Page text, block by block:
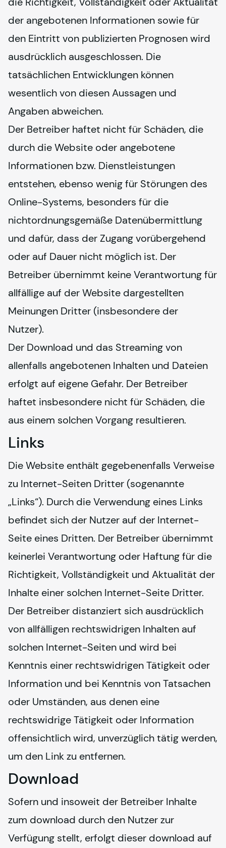
der angebotenen Informationen sowie für
den Eintritt von publizierten Prognosen wird
ausdrücklich ausgeschlossen. Die
tatsächlichen Entwicklungen können
wesentlich von diesen Aussagen und
Angaben abweichen.
Der Betreiber haftet nicht für Schäden, die
durch die Website oder angebotene
Informationen bzw. Dienstleistungen
entstehen, ebenso wenig für Störungen des
Online-Systems, besonders für die
nichtordnungsgemäße Datenübermittlung
und dafür, dass der Zugang vorübergehend
oder auf Dauer nicht möglich ist. Der
Betreiber übernimmt keine Verantwortung für
allfällige auf der Website dargestellten
Meinungen Dritter (insbesondere der
Nutzer).
Der Download und das Streaming von
allenfalls angebotenen Inhalten und Dateien
erfolgt auf eigene Gefahr. Der Betreiber
haftet insbesondere nicht für Schäden, die
aus einem solchen Vorgang resultieren.
Links
Die Website enthält gegebenenfalls Verweise
zu Internet-Seiten Dritter (sogenannte
„Links“). Durch die Verwendung eines Links
befindet sich der Nutzer auf der Internet-
Seite eines Dritten. Der Betreiber übernimmt
keinerlei Verantwortung oder Haftung für die
Richtigkeit, Vollständigkeit und Aktualität der
Inhalte einer solchen Internet-Seite Dritter.
Der Betreiber distanziert sich ausdrücklich
von allfälligen rechtswidrigen Inhalten auf
solchen Internet-Seiten und wird bei
Kenntnis einer rechtswidrigen Tätigkeit oder
Information und bei Kenntnis von Tatsachen
oder Umständen, aus denen eine
rechtswidrige Tätigkeit oder Information
offensichtlich wird, unverzüglich tätig werden,
um den Link zu entfernen.
Download
Sofern und insoweit der Betreiber Inhalte
zum download durch den Nutzer zur
Verfügung stellt, erfolgt dieser download auf